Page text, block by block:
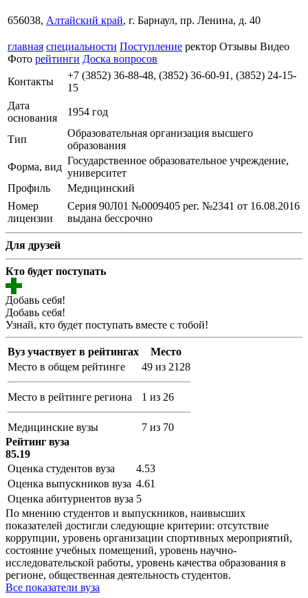
656038, Алтайский край, г. Барнаул, пр. Ленина, д. 40
главная специальности Поступление ректор Отзывы Видео
Фото рейтинги Доска вопросов
Контакты
+7 (3852) 36-88-48, (3852) 36-60-91, (3852) 24-15-
15
Дата
основания
1954 год
Тип
Образовательная организация высшего
образования
Форма, вид
Государственное образовательное учреждение,
университет
Профиль
Медицинский
Номер
лицензии
Серия 90Л01 №0009405 рег. №2341 от 16.08.2016
выдана бессрочно
Для друзей
Кто будет поступать
Добавь себя!
Добавь себя!
Узнай, кто будет поступать вместе с тобой!
Вуз участвует в рейтингах
Место
Место в общем рейтинге
49 из 2128
Место в рейтинге региона 1 из 26
Медицинские вузы
7 из 70
Рейтинг вуза
85.19
Оценка студентов вуза
4.53
Оценка выпускников вуза 4.61
Оценка абитуриентов вуза 5
По мнению студентов и выпускников, наивысших
показателей достигли следующие критерии: отсутствие
коррупции, уровень организации спортивных мероприятий,
состояние учебных помещений, уровень научно-
исследовательской работы, уровень качества образования в
регионе, общественная деятельность студентов.
Все показатели вуза